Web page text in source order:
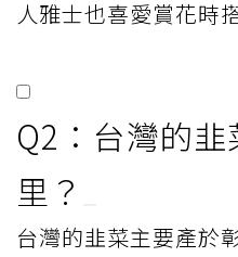
人雅士也喜愛賞花時
Q2：台灣的
里？
台灣的韭菜主要產於